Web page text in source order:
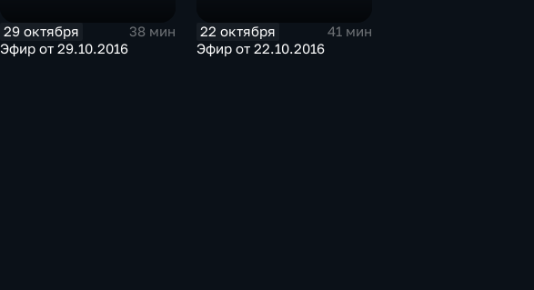
29 октября
38 мин
Эфир от 29.10.2016
22 октября
41 мин
Эфир от 22.10.2016